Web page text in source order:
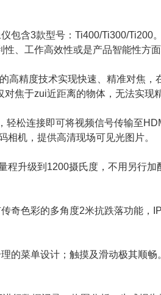
包含3款型号：Ti400/Ti300/Ti200
、工作高效性或是产品智能性方
高精度技术实现快速、精准对焦
焦于zui近距离的物体，无法实现
轻松连接即可将视频信号传输至
机，提供高清现场可见光图片。
程升级到1200摄氏度，不用另行
奇色彩的多角度2米抗跌落功能，
的菜单设计；触摸及滑动极其顺